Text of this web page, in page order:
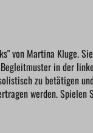
von Martina Kluge.
in der
zu betätigen
werden.